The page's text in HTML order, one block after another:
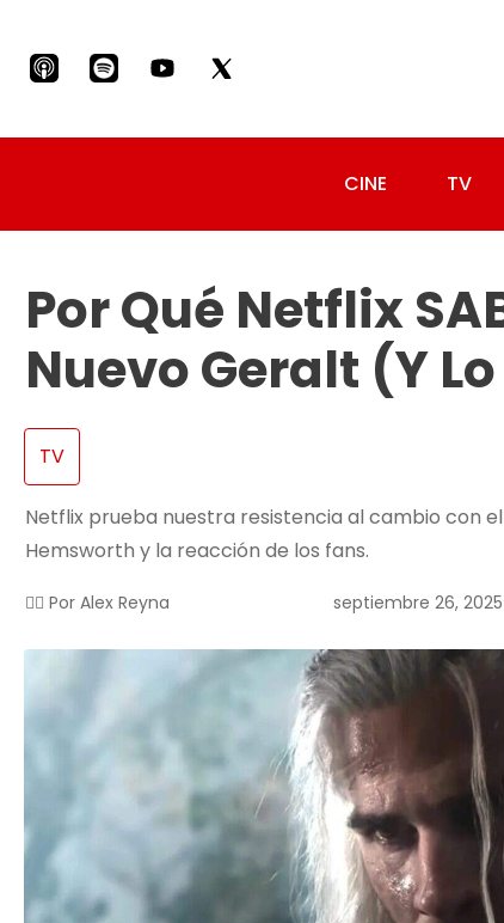
CINE TV
Por Qué Netflix
Nuevo Geralt (y
TV
Netflix prueba nuestra resistencia al cambio con
Hemsworth y la reacción de los fans.
✍🏻 Por Alex Reyna septiembre 26, 2025